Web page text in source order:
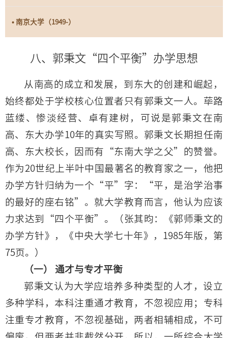
• 南京大学（1949-）
八、郭秉文“四个平衡”办学思想
从南高的成立和发展，到东大的创建和崛起，
始终都处于学校核心位置者只有郭秉文一人。荜路
蓝缕、惨淡经营、卓有建树，可说是郭秉文在南
高、东大办学10年的真实写照。郭秉文长期担任南
高、东大校长，因而有“东南大学之父”的赞誉。
作为20世纪上半叶中国最著名的教育家之一，他把
办学方针归纳为一个“平”字：“平，是治学治事
的最好的座右铭”。就大学教育而言，他认为应该
力求达到“四个平衡”。（张其昀：《郭师秉文的
办学方针》，《中央大学七十年》，1985年版，第
75页。）
（一） 通才与专才平衡
郭秉文认为大学应培养多种类型的人才，设立
多种学科，本科注重通才教育，不忽视应用；专科
注重专才教育，不忽视基础，两者相辅相成，不可